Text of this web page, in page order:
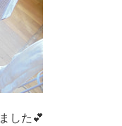
した💕